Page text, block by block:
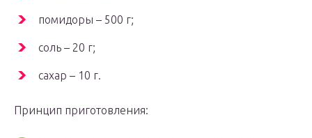
помидоры – 500 г;
соль – 20 г;
сахар – 10 г.
Принцип приготовления: